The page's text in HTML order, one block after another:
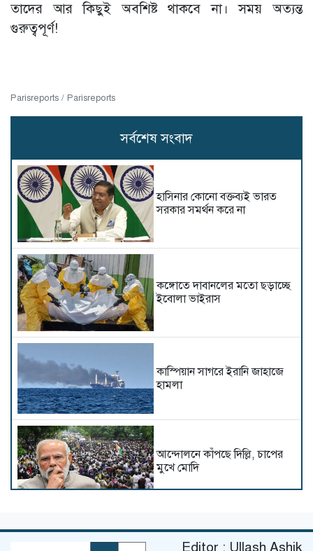
তাদের আর কিছুই অবশিষ্ট থাকবে না। সময় অত্যন্ত
গুরুত্বপূর্ণ!
Parisreports / Parisreports
সর্বশেষ সংবাদ
হাসিনার কোনো বক্তব্যই ভারত
সরকার সমর্থন করে না
কঙ্গোতে দাবানলের মতো ছড়াচ্ছে
ইবোলা ভাইরাস
কাস্পিয়ান সাগরে ইরানি জাহাজে
হামলা
আন্দোলনে কাঁপছে দিল্লি, চাপের
মুখে মোদি
Editor : Ullash Ashik